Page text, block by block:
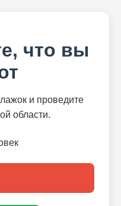
что вы
и проведите
области.